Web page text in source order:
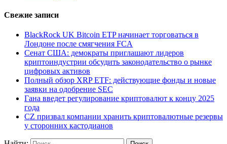
Свежие записи
BlackRock UK Bitcoin ETP начинает торговаться в
Лондоне после смягчения FCA
Сенат США: демократы приглашают лидеров
криптоиндустрии обсудить законодательство о рынке
цифровых активов
Полный обзор XRP ETF: действующие фонды и новые
заявки на одобрение SEC
Гана введет регулирование криптовалют к концу 2025
года
CZ призвал компании хранить криптовалютные резервы
у сторонних кастодианов